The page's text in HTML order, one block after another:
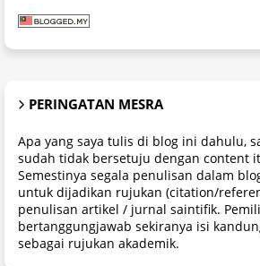
PERINGATAN MESRA
Apa yang saya tulis di blog ini dahulu,
sudah tidak bersetuju dengan content
Semestinya segala penulisan dalam
untuk dijadikan rujukan (citation/
penulisan artikel / jurnal saintifik.
bertanggungjawab sekiranya isi
sebagai rujukan akademik.